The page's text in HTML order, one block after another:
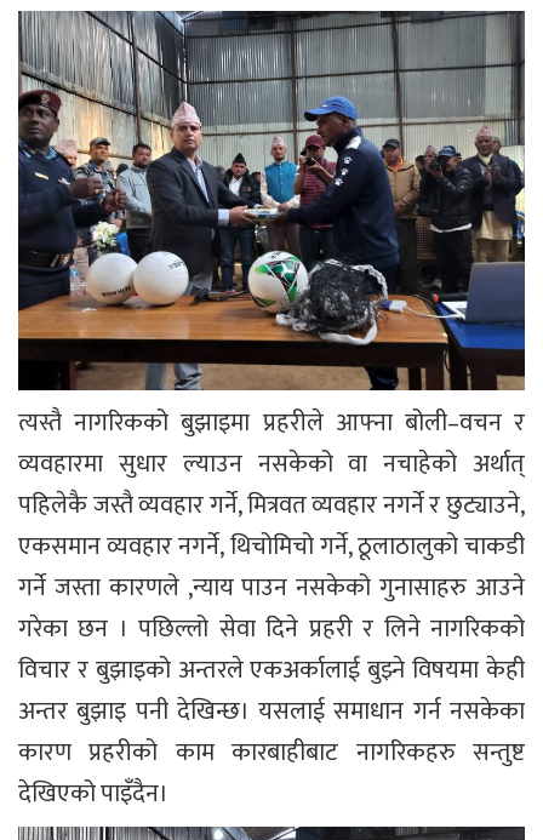
त्यस्तै नागरिकको बुझाइमा प्रहरीले आफ्ना बोली–वचन र
व्यवहारमा सुधार ल्याउन नसकेको वा नचाहेको अर्थात्
पहिलेकै जस्तै व्यवहार गर्ने, मित्रवत व्यवहार नगर्ने र छुट्याउने,
एकसमान व्यवहार नगर्ने, थिचोमिचो गर्ने, ठूलाठालुको चाकडी
गर्ने जस्ता कारणले ,न्याय पाउन नसकेको गुनासाहरु आउने
गरेका छन । पछिल्लो सेवा दिने प्रहरी र लिने नागरिकको
विचार र बुझाइको अन्तरले एकअर्कालाई बुझ्ने विषयमा केही
अन्तर बुझाइ पनी देखिन्छ। यसलाई समाधान गर्न नसकेका
कारण प्रहरीको काम कारबाहीबाट नागरिकहरु सन्तुष्ट
देखिएको पाइँदैन।